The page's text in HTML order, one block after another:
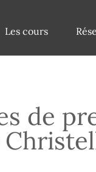
Les cours
de